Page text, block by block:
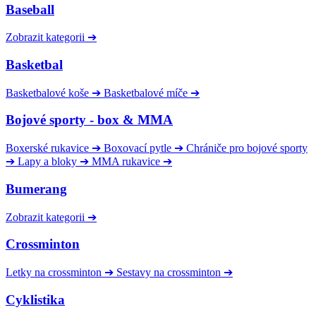
Baseball
Zobrazit kategorii ➔
Basketbal
Basketbalové koše ➔ Basketbalové míče ➔
Bojové sporty - box & MMA
Boxerské rukavice ➔ Boxovací pytle ➔ Chrániče pro bojové sporty
➔ Lapy a bloky ➔ MMA rukavice ➔
Bumerang
Zobrazit kategorii ➔
Crossminton
Letky na crossminton ➔ Sestavy na crossminton ➔
Cyklistika